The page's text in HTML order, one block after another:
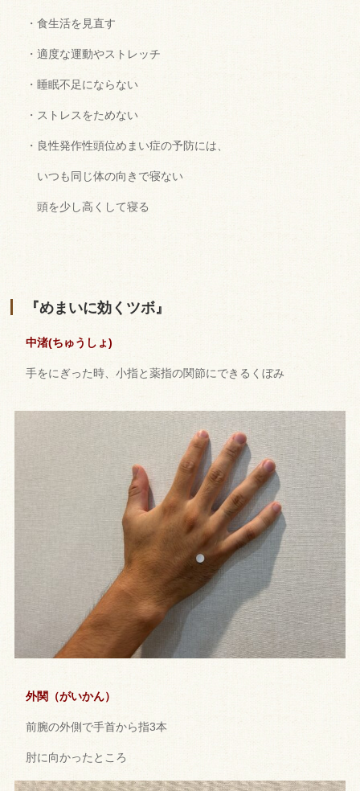
・食生活を見直す
・適度な運動やストレッチ
・睡眠不足にならない
・ストレスをためない
・良性発作性頭位めまい症の予防には、
いつも同じ体の向きで寝ない
頭を少し高くして寝る
『めまいに効くツボ』
中渚(ちゅうしょ)
手をにぎった時、小指と薬指の関節にできるくぼみ
外関（がいかん）
前腕の外側で手首から指3本
肘に向かったところ